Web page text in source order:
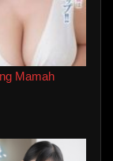
Mamah